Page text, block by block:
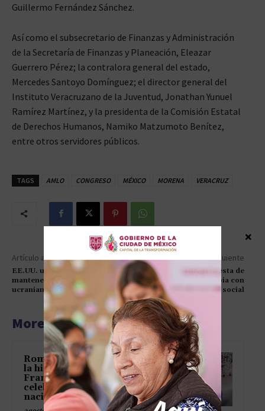
Guillermo Fernández Sánchez.
Así como el subsecretario de Finanzas y Administración
de la Secretaría de Finanzas y Planeación, Eleazar
Guerrero Pérez; la contralora general del estado,
Mercedes Santoyo Domínguez; el director general del
Instituto Veracruzano de la Juventud, Jonathan Yunuel
Ramírez Martínez, y la presidenta de la Comisión Estatal
de Derechos Humanos, Namiko Matzumoto Benítez,
entre otros servidores públicos.
TAGS AMLO CONGRESO MÉXICO MORENA VERACRUZ
Artículo anterior
EE.UU. utiliza a Zelenski para
mantener vivo el conflicto
ucraniano
Artículo siguiente
AMLO Abordará propuesta de
seguridad en Colombia con
enfoque preventivo y social
More articles
Romina Hinojosa pedalea hasta
la historia en el Tour de
Francia mientras el pelotón
celebra su primer romance
nacional
×